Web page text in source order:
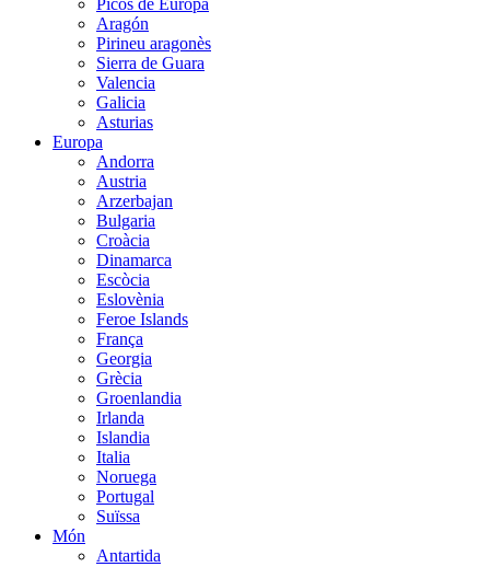
Picos de Europa
Aragón
Pirineu aragonès
Sierra de Guara
Valencia
Galicia
Asturias
Europa
Andorra
Austria
Arzerbajan
Bulgaria
Croàcia
Dinamarca
Escòcia
Eslovènia
Feroe Islands
França
Georgia
Grècia
Groenlandia
Irlanda
Islandia
Italia
Noruega
Portugal
Suïssa
Món
Antartida